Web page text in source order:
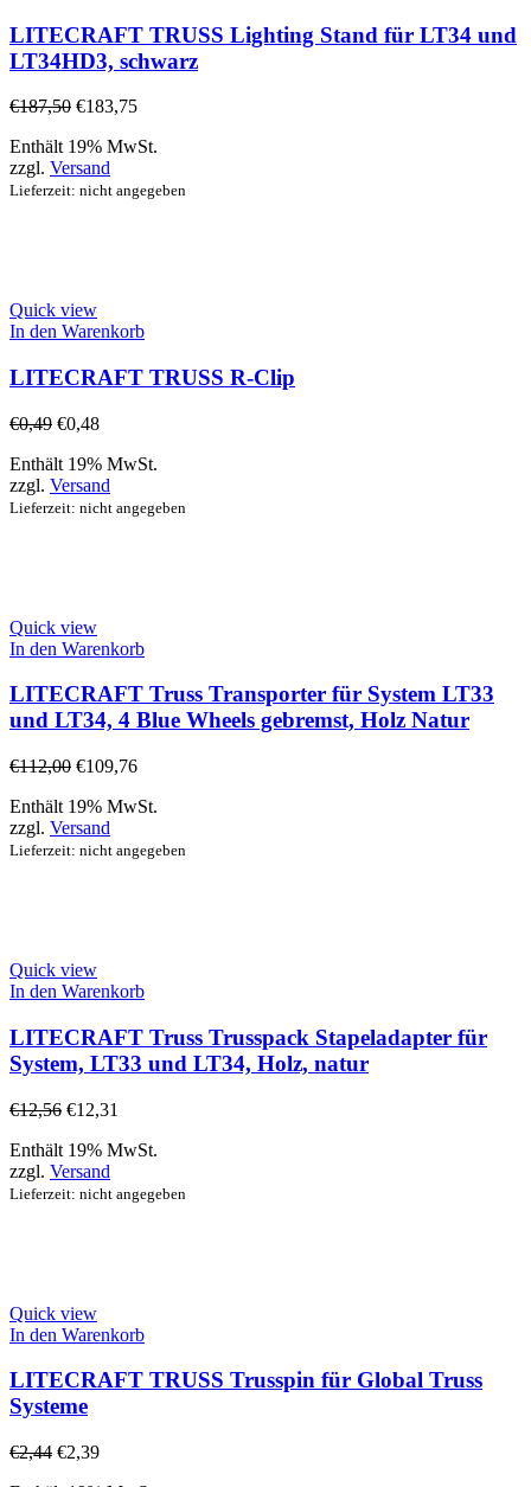
LITECRAFT TRUSS Lighting Stand für LT34 und
LT34HD3, schwarz
€187,50 €183,75
Enthält 19% MwSt.
zzgl. Versand
Lieferzeit: nicht angegeben
Quick view
In den Warenkorb
LITECRAFT TRUSS R-Clip
€0,49 €0,48
Enthält 19% MwSt.
zzgl. Versand
Lieferzeit: nicht angegeben
Quick view
In den Warenkorb
LITECRAFT Truss Transporter für System LT33
und LT34, 4 Blue Wheels gebremst, Holz Natur
€112,00 €109,76
Enthält 19% MwSt.
zzgl. Versand
Lieferzeit: nicht angegeben
Quick view
In den Warenkorb
LITECRAFT Truss Trusspack Stapeladapter für
System, LT33 und LT34, Holz, natur
€12,56 €12,31
Enthält 19% MwSt.
zzgl. Versand
Lieferzeit: nicht angegeben
Quick view
In den Warenkorb
LITECRAFT TRUSS Trusspin für Global Truss
Systeme
€2,44 €2,39